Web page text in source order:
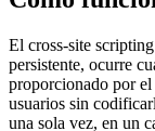
El cross-site
persistente, ocurre
proporcionado por el
usuarios sin
una sola vez, en un